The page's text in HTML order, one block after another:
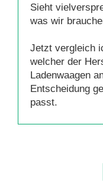
Sieht
was wir
Jetzt vergleich
welcher der
Ladenwaagen
Entscheidung
passt.